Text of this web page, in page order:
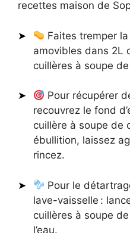
recettes maison de
Faites tremper
amovibles dans 2L
cuillères à soupe
Pour récupérer
recouvrez le fond
cuillère à soupe de
ébullition, laissez
rincez.
Pour le
lave-vaisselle :
cuillères à soupe
l’eau.